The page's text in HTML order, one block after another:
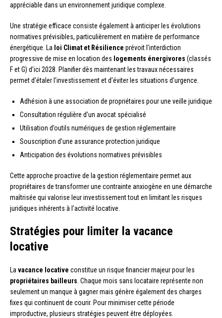
appréciable dans un environnement juridique complexe.
Une stratégie efficace consiste également à anticiper les évolutions
normatives prévisibles, particulièrement en matière de performance
énergétique. La loi Climat et Résilience prévoit l’interdiction
progressive de mise en location des logements énergivores (classés
F et G) d’ici 2028. Planifier dès maintenant les travaux nécessaires
permet d’étaler l’investissement et d’éviter les situations d’urgence.
Adhésion à une association de propriétaires pour une veille juridique
Consultation régulière d’un avocat spécialisé
Utilisation d’outils numériques de gestion réglementaire
Souscription d’une assurance protection juridique
Anticipation des évolutions normatives prévisibles
Cette approche proactive de la gestion réglementaire permet aux
propriétaires de transformer une contrainte anxiogène en une démarche
maîtrisée qui valorise leur investissement tout en limitant les risques
juridiques inhérents à l’activité locative.
Stratégies pour limiter la vacance
locative
La vacance locative constitue un risque financier majeur pour les
propriétaires bailleurs . Chaque mois sans locataire représente non
seulement un manque à gagner mais génère également des charges
fixes qui continuent de courir. Pour minimiser cette période
improductive, plusieurs stratégies peuvent être déployées.